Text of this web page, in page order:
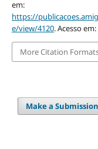
em:
https://
e/view/4120. Acesso
More Citation
Make a Submission